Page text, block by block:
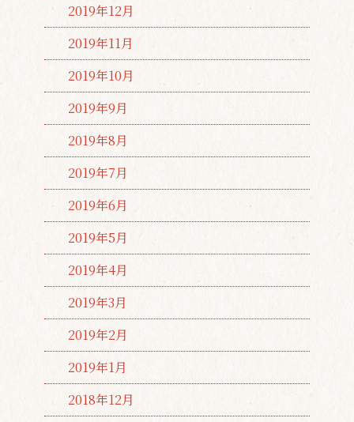
2019年12月
2019年11月
2019年10月
2019年9月
2019年8月
2019年7月
2019年6月
2019年5月
2019年4月
2019年3月
2019年2月
2019年1月
2018年12月